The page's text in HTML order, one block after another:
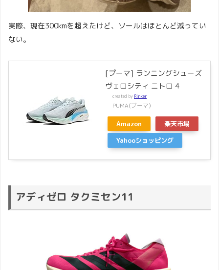
実際、現在300kmを超えたけど、ソールはほとんど減ってい
ない。
[プーマ] ランニングシューズ
ヴェロシティ ニトロ 4
created by Rinker
PUMA(プーマ)
Amazon
楽天市場
Yahooショッピング
アディゼロ タクミセン11